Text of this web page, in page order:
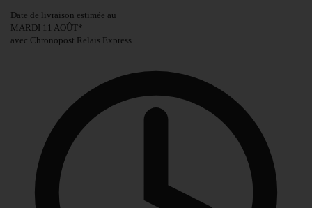
Date de livraison estimée au
MARDI 11 AOÛT*
avec Chronopost Relais Express